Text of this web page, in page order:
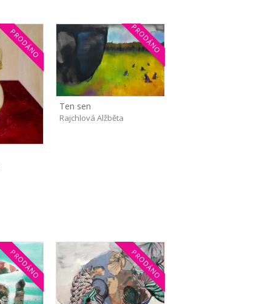
PRODÁNO PRODÁNO
Ten sen
Rajchlová Alžběta
PRODÁNO PRODÁNO